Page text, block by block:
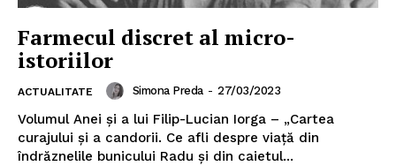
Un proiect
FREEDOM HOUSE ROMÂNIA
Farmecul discret al micro-
istoriilor
ACTUALITATE Simona Preda - 27/03/2023
Volumul Anei și a lui Filip-Lucian Iorga – „Cartea
curajului și a candorii. Ce afli despre viață din
îndrăznelile bunicului Radu și din caietul...